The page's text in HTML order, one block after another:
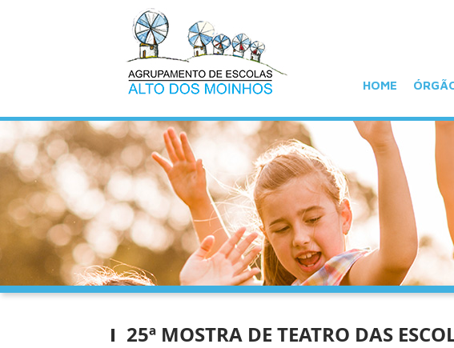
HOME
25ª MOSTRA DE TEATRO DAS